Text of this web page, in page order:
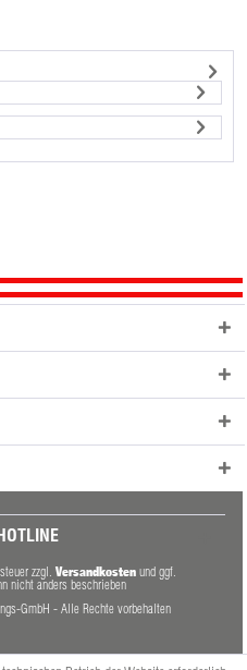
zzgl. Versandkosten und ggf.
nicht anders beschrieben
GmbH - Alle Rechte vorbehalten